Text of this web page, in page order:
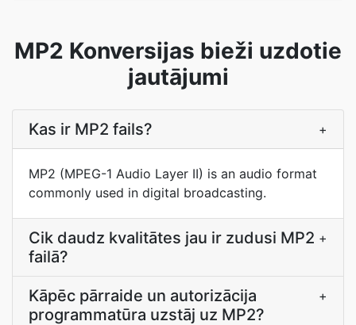
MP2 Konversijas bieži uzdotie
jautājumi
Kas ir MP2 fails? +
MP2 (MPEG-1 Audio Layer II) is an audio format
commonly used in digital broadcasting.
Cik daudz kvalitātes jau ir zudusi MP2
failā?
+
Kāpēc pārraide un autorizācija
programmatūra uzstāj uz MP2?
+